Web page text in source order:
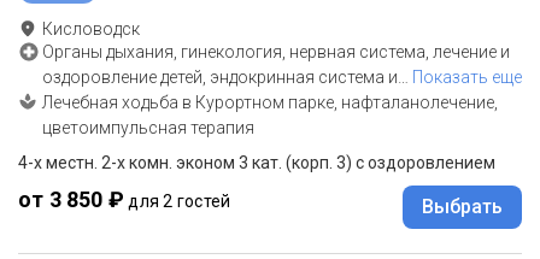
Кисловодск
Органы дыхания, гинекология, нервная система, лечение и
оздоровление детей, эндокринная система и
Показать еще
Лечебная ходьба в Курортном парке, нафталанолечение,
цветоимпульсная терапия
4-х местн. 2-х комн. эконом 3 кат. (корп. 3) с оздоровлением
от 3 850 ₽ для 2 гостей Выбрать